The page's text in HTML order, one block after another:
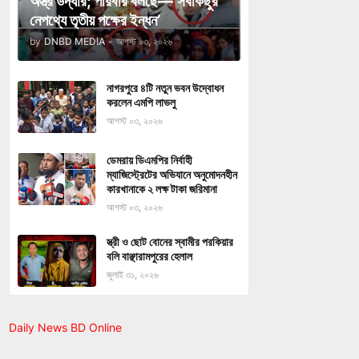
নেপথ্যে তৃতীয় পক্ষের ইন্ধন’
by DNBD MEDIA - আগস্ট ০৩, ২০২৬
নাগরপুরে ৪টি নতুন ভবন উদ্বোধন
করলেন এমপি লাভলু
আগস্ট ০৩, ২০২৬
ডেমরায় ডিএমপির নির্বাহী
ম্যাজিস্ট্রেটের অভিযানে অনুমোদনহীন
কারখানাকে ২ লক্ষ টাকা জরিমানা
আগস্ট ০৩, ২০২৬
স্ত্রী ও ছোট বোনের স্বামীর পরকিয়ার
বলি বাঞ্ছারামপুরের হেলাল
জুলাই ৩১, ২০২৬
Daily News BD Online